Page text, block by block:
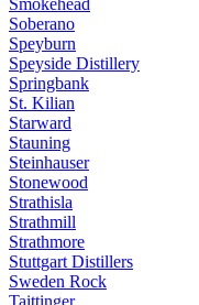
Smokehead
Soberano
Speyburn
Speyside Distillery
Springbank
St. Kilian
Starward
Stauning
Steinhauser
Stonewood
Strathisla
Strathmill
Strathmore
Stuttgart Distillers
Sweden Rock